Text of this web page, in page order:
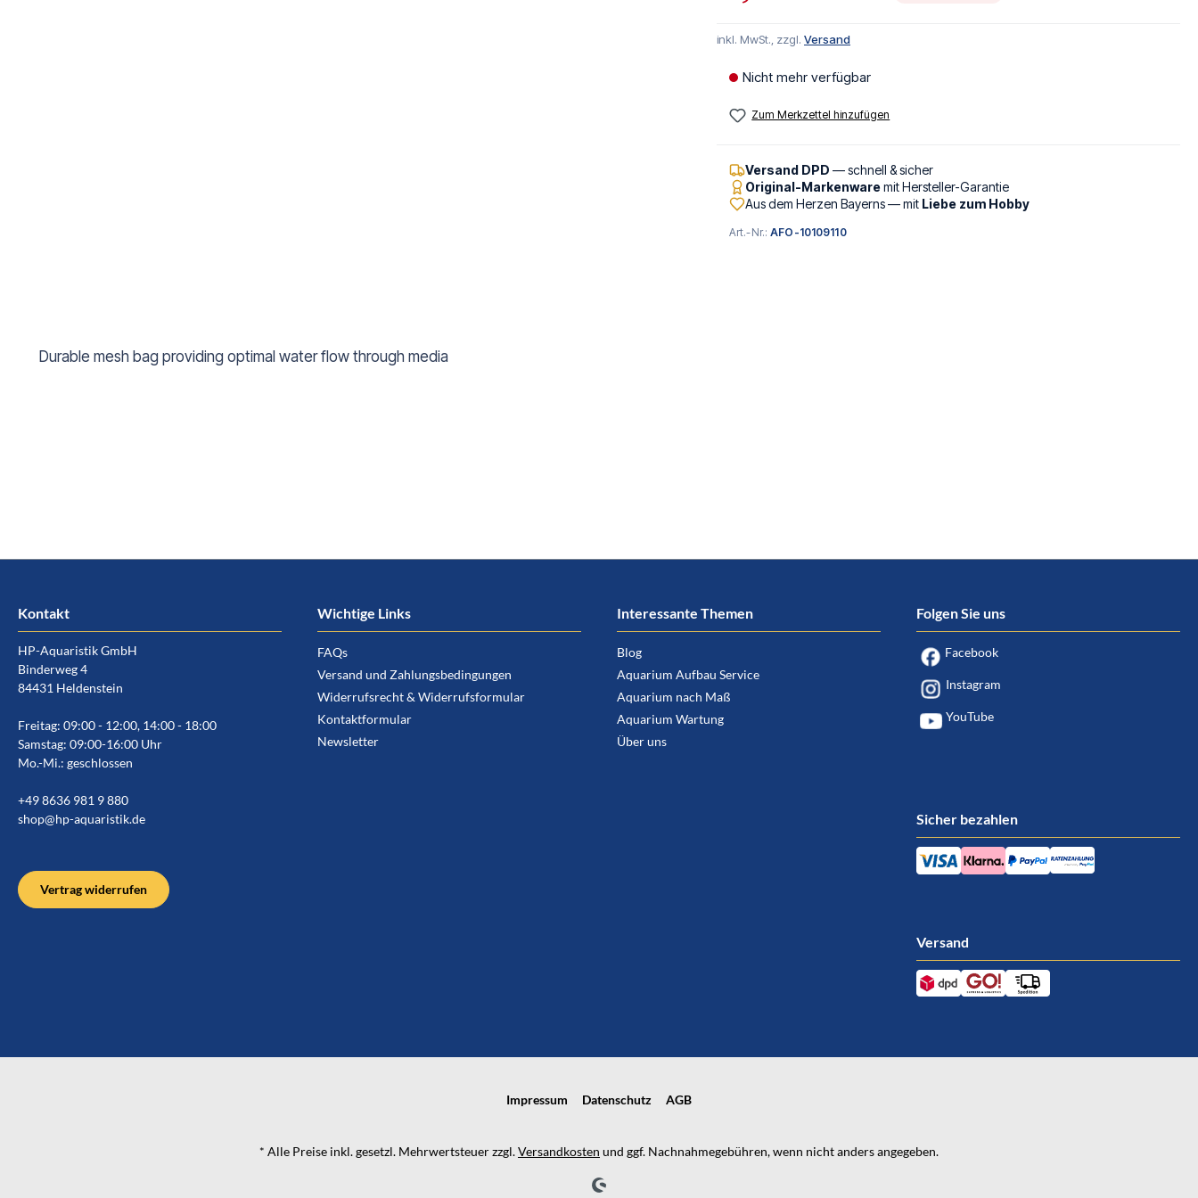
inkl. MwSt., zzgl. Versand
Nicht mehr verfügbar
Zum Merkzettel hinzufügen
Versand DPD — schnell & sicher
Original-Markenwaremit Hersteller-Garantie
Aus dem Herzen Bayerns — mit Liebe zum Hobby
Art.-Nr.:AFO-10109110
Durable mesh bag providing optimal water flow through media
Kontakt
HP-Aquaristik GmbH
Binderweg 4
84431 Heldenstein
Freitag: 09:00 - 12:00, 14:00 - 18:00
Samstag: 09:00-16:00 Uhr
Mo.-Mi.: geschlossen
+49 8636 981 9 880
shop@hp-aquaristik.de
Vertrag widerrufen
Wichtige Links
FAQs
Versand und Zahlungsbedingungen
Widerrufsrecht & Widerrufsformular
Kontaktformular
Newsletter
Interessante Themen
Blog
Aquarium Aufbau Service
Aquarium nach Maß
Aquarium Wartung
Über uns
Folgen Sie uns
Facebook
Instagram
YouTube
Sicher bezahlen
Versand
Impressum Datenschutz AGB
* Alle Preise inkl. gesetzl. Mehrwertsteuer zzgl.Versandkosten und ggf. Nachnahmegebühren, wenn nicht anders angegeben.